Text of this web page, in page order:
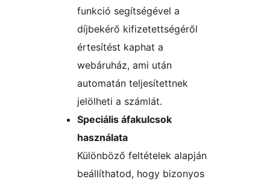
funkció segítségével a
díjbekérő kifizetettségéről
értesítést kaphat a
webáruház, ami után
automatán teljesítettnek
jelölheti a számlát.
Speciális áfakulcsok
használata
Különböző feltételek alapján
beállíthatod, hogy bizonyos